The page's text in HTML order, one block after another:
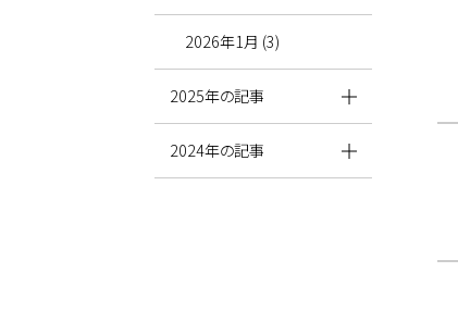
2026年1月 (3)
2025年の記事
2024年の記事